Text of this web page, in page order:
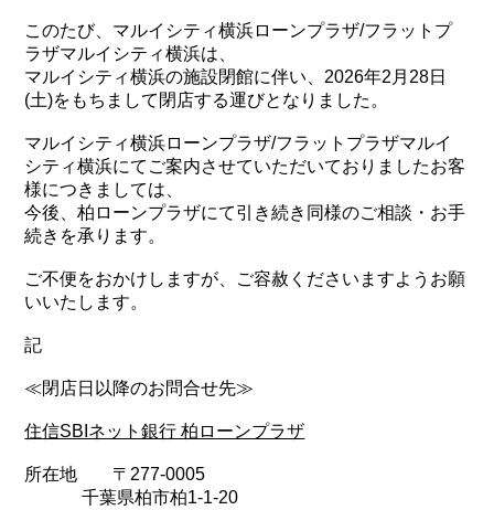
ョ
ン
このたび、マルイシティ横浜ローンプラザ/フラットプ
ラザマルイシティ横浜は、
マルイシティ横浜の施設閉館に伴い、2026年2月28日
(土)をもちまして閉店する運びとなりました。
マルイシティ横浜ローンプラザ/フラットプラザマルイ
シティ横浜にてご案内させていただいておりましたお客
様につきましては、
今後、柏ローンプラザにて引き続き同様のご相談・お手
続きを承ります。
ご不便をおかけしますが、ご容赦くださいますようお願
いいたします。
記
≪閉店日以降のお問合せ先≫
住信SBIネット銀行 柏ローンプラザ
所在地 〒277-0005
千葉県柏市柏1-1-20